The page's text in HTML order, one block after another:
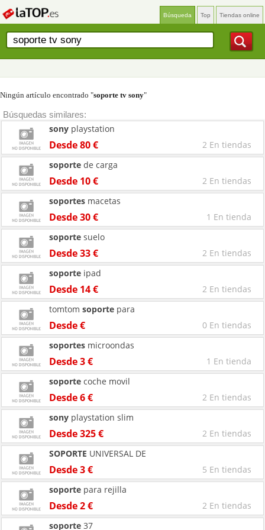
Búsqueda Top Tiendas online
Ningún artículo encontrado "soporte tv sony"
Búsquedas similares:
Desde 80 € 2 En tiendas
sony playstation
Desde 10 € 2 En tiendas
soporte de carga
Desde 30 € 1 En tienda
soportes macetas
Desde 33 € 2 En tiendas
soporte suelo
Desde 14 € 2 En tiendas
soporte ipad
Desde € 0 En tiendas
tomtom soporte para
Desde 3 € 1 En tienda
soportes microondas
Desde 6 € 2 En tiendas
soporte coche movil
Desde 325 € 2 En tiendas
sony playstation slim
Desde 3 € 5 En tiendas
SOPORTE UNIVERSAL DE
Desde 2 € 2 En tiendas
soporte para rejilla
soporte 37